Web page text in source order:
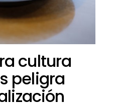
cultura
peligra